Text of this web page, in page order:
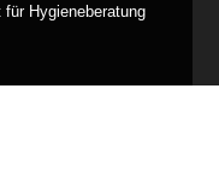
Hygieneberatung